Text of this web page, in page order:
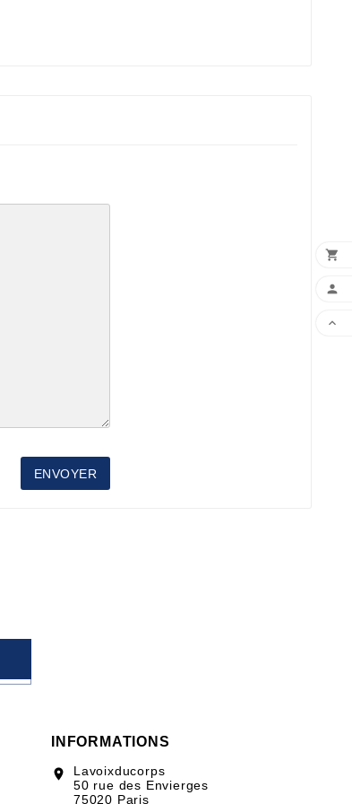
ENVOYER
INFORMATIONS
location_on
Lavoixducorps
50 rue des Envierges
75020 Paris


